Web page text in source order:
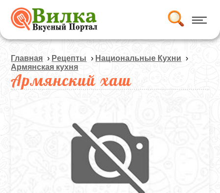
Главная › Рецепты › Национальные Кухни ›
Армянская кухня
Армянский хаш